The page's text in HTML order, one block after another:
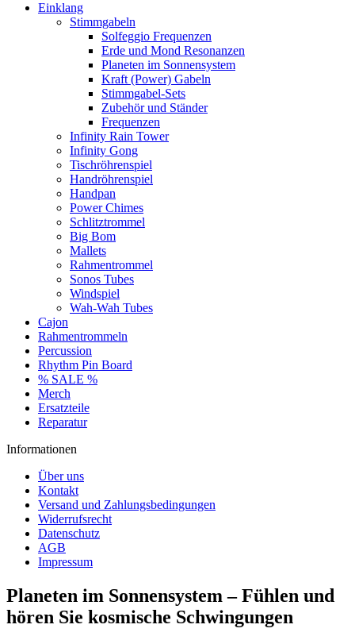
Einklang
Stimmgabeln
Solfeggio Frequenzen
Erde und Mond Resonanzen
Planeten im Sonnensystem
Kraft (Power) Gabeln
Stimmgabel-Sets
Zubehör und Ständer
Frequenzen
Infinity Rain Tower
Infinity Gong
Tischröhrenspiel
Handröhrenspiel
Handpan
Power Chimes
Schlitztrommel
Big Bom
Mallets
Rahmentrommel
Sonos Tubes
Windspiel
Wah-Wah Tubes
Cajon
Rahmentrommeln
Percussion
Rhythm Pin Board
% SALE %
Merch
Ersatzteile
Reparatur
Informationen
Über uns
Kontakt
Versand und Zahlungsbedingungen
Widerrufsrecht
Datenschutz
AGB
Impressum
Planeten im Sonnensystem – Fühlen und
hören Sie kosmische Schwingungen